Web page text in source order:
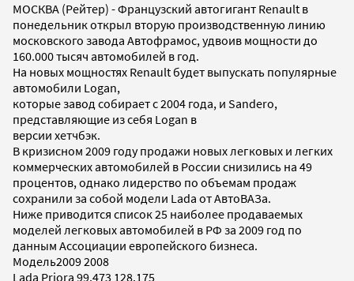
МОСКВА (Рейтер) - Французский автогигант Renault в
понедельник открыл вторую производственную линию
московского завода Автофрамос, удвоив мощности до
160.000 тысяч автомобилей в год.
На новых мощностях Renault будет выпускать популярные
автомобили Logan,
которые завод собирает с 2004 года, и Sandero,
представляющие из себя Logan в
версии хетчбэк.
В кризисном 2009 году продажи новых легковых и легких
коммерческих автомобилей в России снизились на 49
процентов, однако лидерство по объемам продаж
сохранили за собой модели Lada от АвтоВАЗа.
Ниже приводится список 25 наиболее продаваемых
моделей легковых автомобилей в РФ за 2009 год по
данным Ассоциации европейского бизнеса.
Модель2009 2008
Lada Priora 99.473 128.175